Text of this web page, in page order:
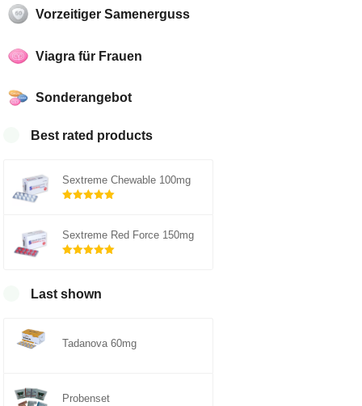
Vorzeitiger Samenerguss
Viagra für Frauen
Sonderangebot
Best rated products
Sextreme Chewable 100mg
Sextreme Red Force 150mg
Last shown
Tadanova 60mg
Probenset